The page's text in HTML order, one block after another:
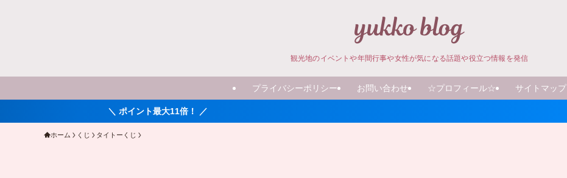
観光地のイベントや年間行事や女性が気になる話題や役立つ情報を発信
プライバシーポリシー お問い合わせ ☆プロフィール☆ サイトマップ
＼ ポイント最大11倍！ ／
ホーム くじ タイトーくじ